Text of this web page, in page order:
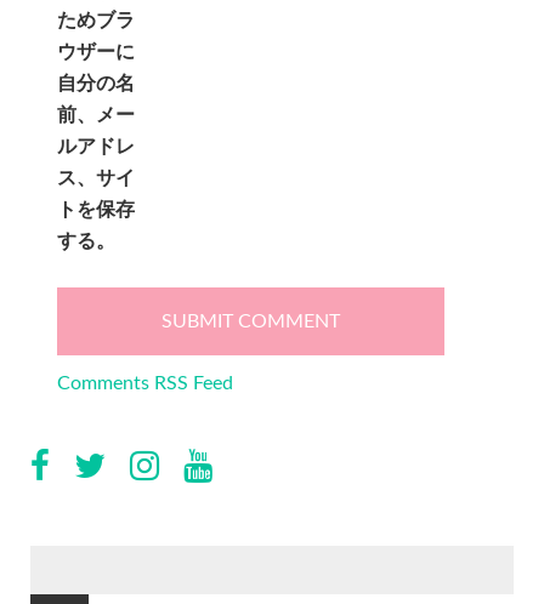
ためブラ
ウザーに
自分の名
前、メー
ルアドレ
ス、サイ
トを保存
する。
Comments RSS Feed